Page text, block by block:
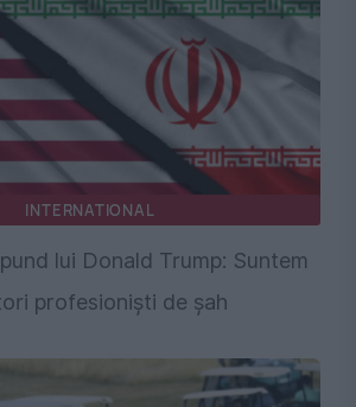
INTERNATIONAL
lui Donald Trump: Suntem
profesioniști de șah